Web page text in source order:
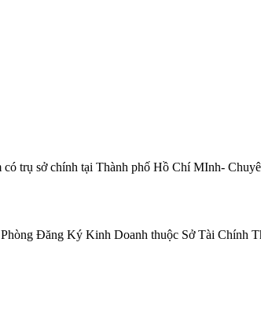
trụ sở chính tại Thành phố Hồ Chí MInh-
Đăng Ký Kinh Doanh thuộc Sở Tài Chính